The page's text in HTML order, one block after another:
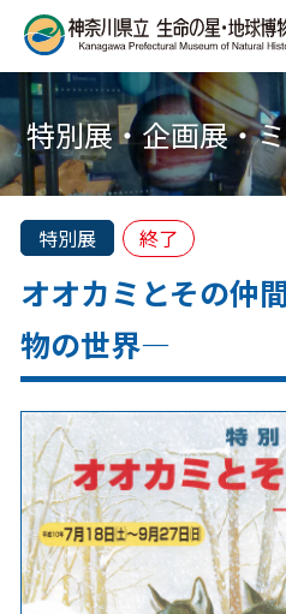
特別展・企画展・
特別展 終了
オオカミとその仲
物の世界―